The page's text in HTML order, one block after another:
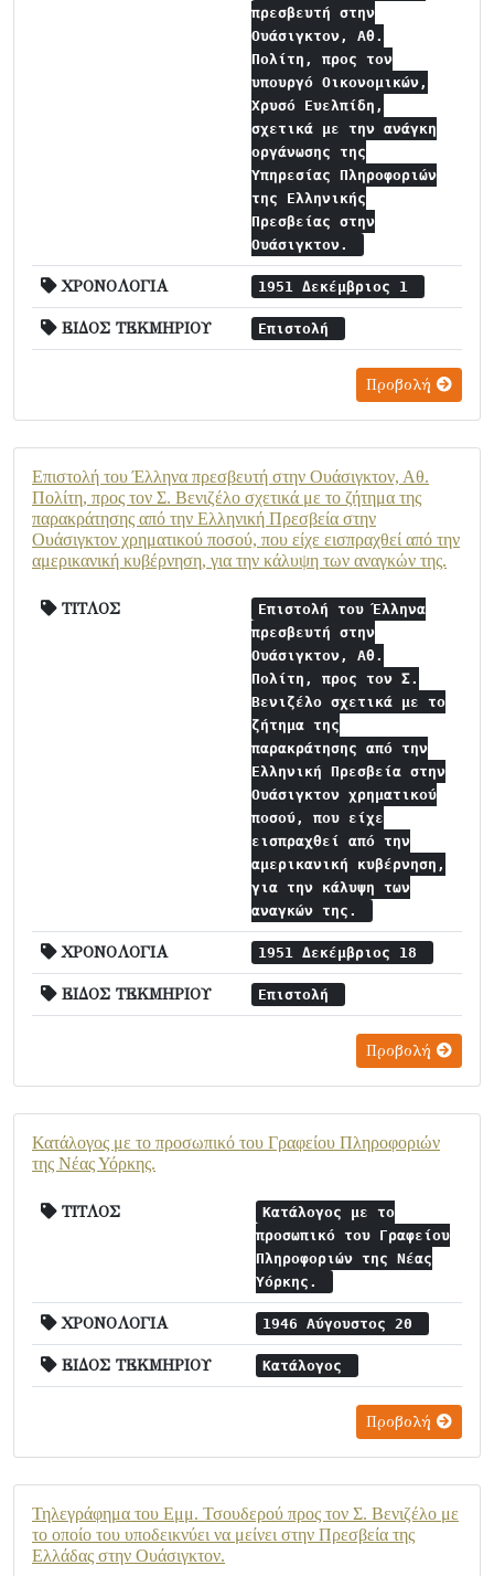
πρεσβευτή στην
Ουάσιγκτον, Αθ.
Πολίτη, προς τον
υπουργό Οικονομικών,
Χρυσό Ευελπίδη,
σχετικά με την ανάγκη
οργάνωσης της
Υπηρεσίας Πληροφοριών
της Ελληνικής
Πρεσβείας στην
Ουάσιγκτον.
ΧΡΟΝΟΛΟΓΙΑ 1951 Δεκέμβριος 1
ΕΙΔΟΣ ΤΕΚΜΗΡΙΟΥ Επιστολή
Προβολή
Επιστολή του Έλληνα πρεσβευτή στην Ουάσιγκτον, Αθ.
Πολίτη, προς τον Σ. Βενιζέλο σχετικά με το ζήτημα της
παρακράτησης από την Ελληνική Πρεσβεία στην
Ουάσιγκτον χρηματικού ποσού, που είχε εισπραχθεί από την
αμερικανική κυβέρνηση, για την κάλυψη των αναγκών της.
ΤΙΤΛΟΣ
Επιστολή του Έλληνα
πρεσβευτή στην
Ουάσιγκτον, Αθ.
Πολίτη, προς τον Σ.
Βενιζέλο σχετικά με το
ζήτημα της
παρακράτησης από την
Ελληνική Πρεσβεία στην
Ουάσιγκτον χρηματικού
ποσού, που είχε
εισπραχθεί από την
αμερικανική κυβέρνηση,
για την κάλυψη των
αναγκών της.
ΧΡΟΝΟΛΟΓΙΑ 1951 Δεκέμβριος 18
ΕΙΔΟΣ ΤΕΚΜΗΡΙΟΥ Επιστολή
Προβολή
Κατάλογος με το προσωπικό του Γραφείου Πληροφοριών
της Νέας Υόρκης.
ΤΙΤΛΟΣ
Κατάλογος με το
προσωπικό του Γραφείου
Πληροφοριών της Νέας
Υόρκης.
ΧΡΟΝΟΛΟΓΙΑ 1946 Αύγουστος 20
ΕΙΔΟΣ ΤΕΚΜΗΡΙΟΥ Κατάλογος
Προβολή
Τηλεγράφημα του Εμμ. Τσουδερού προς τον Σ. Βενιζέλο με
το οποίο του υποδεικνύει να μείνει στην Πρεσβεία της
Ελλάδας στην Ουάσιγκτον.